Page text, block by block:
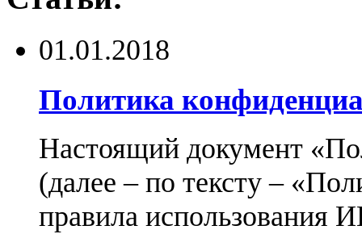
01.01.2018
Политика
Настоящий документ
(далее – по тексту –
правила использования